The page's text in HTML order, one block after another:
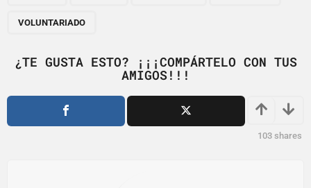
i
o
VOLUNTARIADO
¿TE GUSTA ESTO? ¡¡¡COMPÁRTELO CON TUS
AMIGOS!!!
103 shares